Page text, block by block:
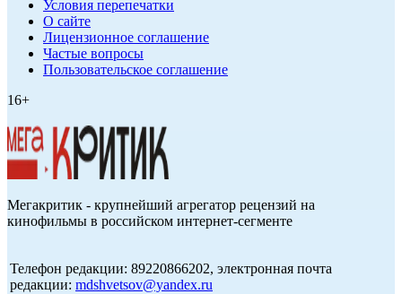
Условия перепечатки
О сайте
Лицензионное соглашение
Частые вопросы
Пользовательское соглашение
16+
Мегакритик - крупнейший агрегатор рецензий на
кинофильмы в российском интернет-сегменте
Телефон редакции: 89220866202, электронная почта
редакции: mdshvetsov@yandex.ru